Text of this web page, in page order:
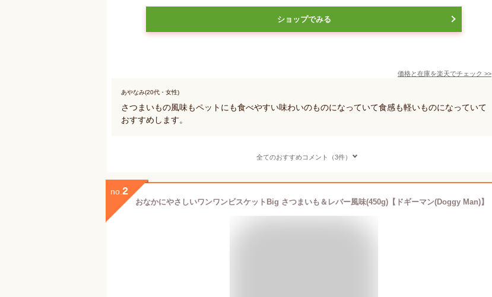
ショップでみる
価格と在庫を楽天でチェック >>
あやなみ(20代・女性)
さつまいもの風味もペットにも食べやすい味わいのものになっていて食感も軽いものになっていて
おすすめします。
全てのおすすめコメント（3件）
no. 2
おなかにやさしいワンワンビスケットBig さつまいも＆レバー風味(450g)【ドギーマン(Doggy Man)】